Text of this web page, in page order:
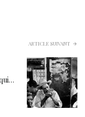
ARTICLE SUIVANT